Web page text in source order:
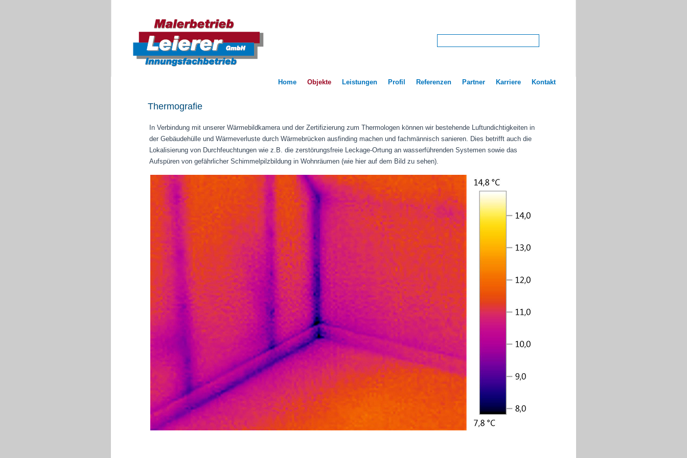
Home Objekte Leistungen Profil Referenzen Partner Karriere Kontakt
Thermografie
In Verbindung mit unserer Wärmebildkamera und der Zertifizierung zum Thermologen können wir bestehende Luftundichtigkeiten in
der Gebäudehülle und Wärmeverluste durch Wärmebrücken ausfinding machen und fachmännisch sanieren. Dies betrifft auch die
Lokalisierung von Durchfeuchtungen wie z.B. die zerstörungsfreie Leckage-Ortung an wasserführenden Systemen sowie das
Aufspüren von gefährlicher Schimmelpilzbildung in Wohnräumen (wie hier auf dem Bild zu sehen).